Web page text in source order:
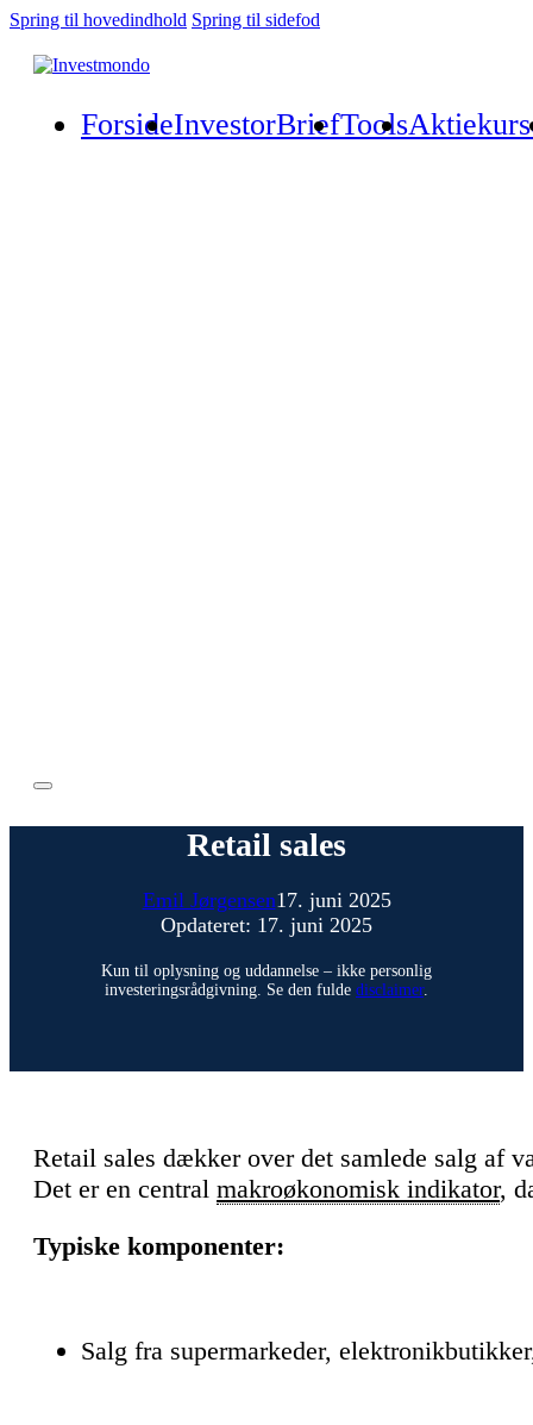
Spring til hovedindhold Spring til sidefod
ForsideInvestorBriefTools
Retail sales
Emil Jørgensen17. juni 2025
Opdateret: 17. juni 2025
Kun til oplysning og uddannelse – ikke personlig
investeringsrådgivning. Se den fulde disclaimer.
Retail sales dækker over det samlede salg af
Det er en central makroøkonomisk indikator,
Typiske komponenter:
Salg fra supermarkeder,